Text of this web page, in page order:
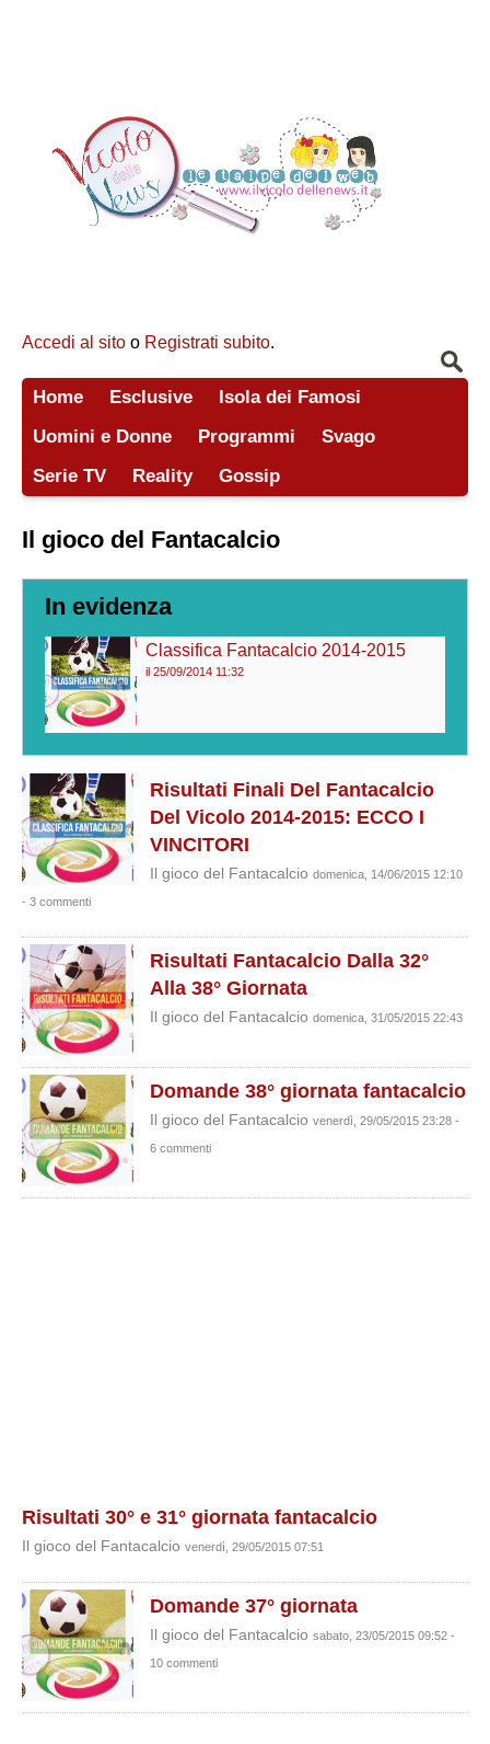
Accedi al sito o Registrati subito.
Home Esclusive
Isola dei Famosi
Uomini e Donne
Programmi
Svago
Serie TV
Reality Gossip
Il gioco del Fantacalcio
In evidenza
Classifica Fantacalcio 2014-2015
il 25/09/2014 11:32
Risultati Finali Del Fantacalcio
Del Vicolo 2014-2015: ECCO I
VINCITORI
Il gioco del Fantacalcio domenica, 14/06/2015 12:10
- 3 commenti
Risultati Fantacalcio Dalla 32°
Alla 38° Giornata
Il gioco del Fantacalcio domenica, 31/05/2015 22:43
Domande 38° giornata fantacalcio
Il gioco del Fantacalcio venerdì, 29/05/2015 23:28 -
6 commenti
Risultati 30° e 31° giornata fantacalcio
Il gioco del Fantacalcio venerdì, 29/05/2015 07:51
Domande 37° giornata
Il gioco del Fantacalcio sabato, 23/05/2015 09:52 -
10 commenti